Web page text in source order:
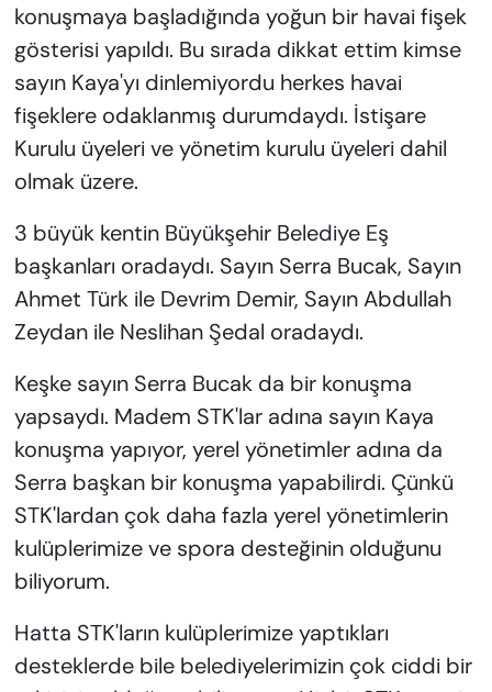
konuşmaya başladığında yoğun bir havai fişek
gösterisi yapıldı. Bu sırada dikkat ettim kimse
sayın Kaya'yı dinlemiyordu herkes havai
fişeklere odaklanmış durumdaydı. İstişare
Kurulu üyeleri ve yönetim kurulu üyeleri dahil
olmak üzere.
3 büyük kentin Büyükşehir Belediye Eş
başkanları oradaydı. Sayın Serra Bucak, Sayın
Ahmet Türk ile Devrim Demir, Sayın Abdullah
Zeydan ile Neslihan Şedal oradaydı.
Keşke sayın Serra Bucak da bir konuşma
yapsaydı. Madem STK'lar adına sayın Kaya
konuşma yapıyor, yerel yönetimler adına da
Serra başkan bir konuşma yapabilirdi. Çünkü
STK'lardan çok daha fazla yerel yönetimlerin
kulüplerimize ve spora desteğinin olduğunu
biliyorum.
Hatta STK'ların kulüplerimize yaptıkları
desteklerde bile belediyelerimizin çok ciddi bir